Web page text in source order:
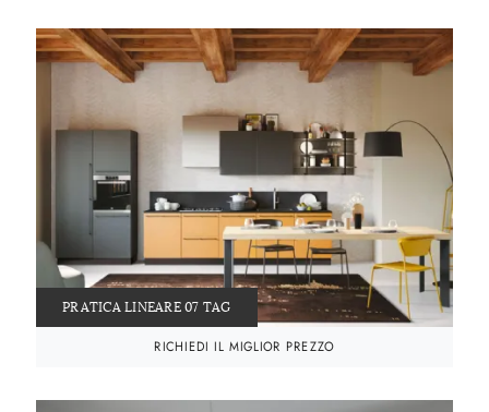
PRATICA LINEARE 07 TAG
RICHIEDI IL MIGLIOR PREZZO